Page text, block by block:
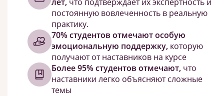
постоянную вовлеченность в реальную
практику.
70% студентов отмечают особую
эмоциональную поддержку, которую
получают от наставников на курсе
Более 95% студентов отмечают, что
наставники легко объясняют сложные
темы